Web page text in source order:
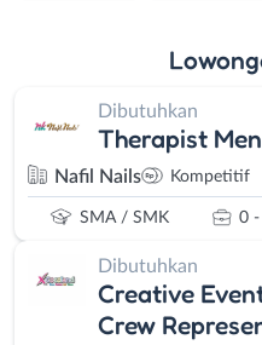
Dibutuhkan
Therapist
Nafil Nails Kompetitif
SMA / SMK 0 -
Dibutuhkan
Creative
Crew